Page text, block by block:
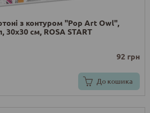
з контуром "Pop Art Owl",
30х30 см, ROSA START
92 грн
До кошика